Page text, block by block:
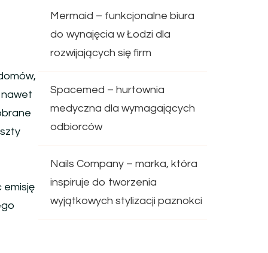
emisję
Mermaid – funkcjonalne biura
do wynajęcia w Łodzi dla
rozwijających się firm
Spacemed – hurtownia
medyczna dla wymagających
odbiorców
Nails Company – marka, która
inspiruje do tworzenia
wyjątkowych stylizacji paznokci